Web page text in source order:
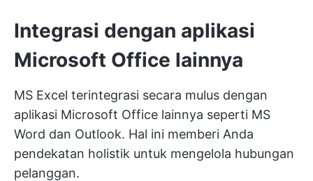
Integrasi dengan aplikasi
Microsoft Office lainnya
MS Excel terintegrasi secara mulus dengan
aplikasi Microsoft Office lainnya seperti MS
Word dan Outlook. Hal ini memberi Anda
pendekatan holistik untuk mengelola hubungan
pelanggan.